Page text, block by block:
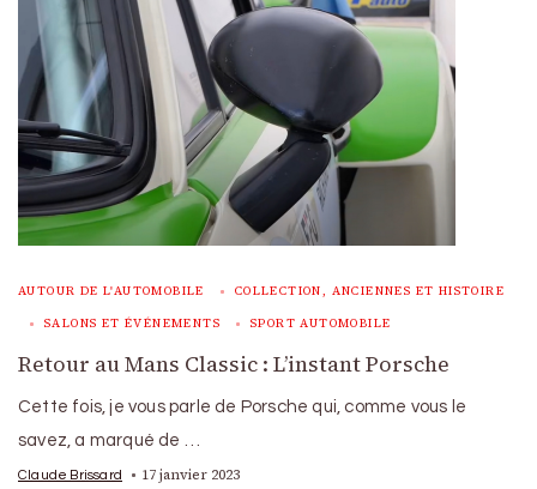
AUTOUR DE L'AUTOMOBILE COLLECTION, ANCIENNES ET HISTOIRE
SALONS ET ÉVÉNEMENTS SPORT AUTOMOBILE
Retour au Mans Classic : L’instant Porsche
Cette fois, je vous parle de Porsche qui, comme vous le
savez, a marqué de …
Claude Brissard 17 janvier 2023